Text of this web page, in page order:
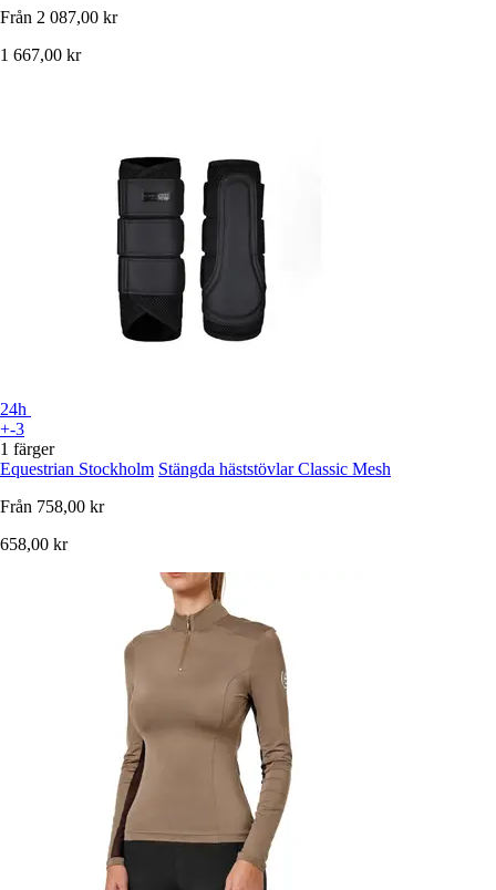
Från 2 087,00 kr
1 667,00 kr
24h
+-3
1 färger
Equestrian Stockholm Stängda häststövlar Classic Mesh
Från 758,00 kr
658,00 kr